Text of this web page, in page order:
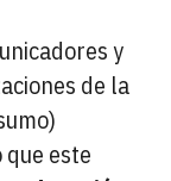
y
de la
este